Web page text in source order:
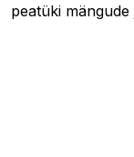
peatüki